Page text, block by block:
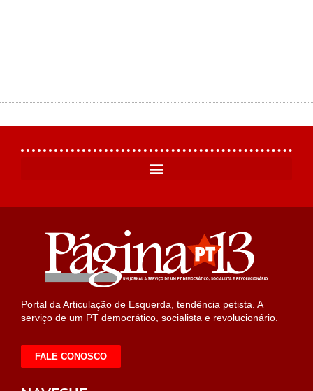
Portal da Articulação de Esquerda, tendência petista. A
serviço de um PT democrático, socialista e revolucionário.
FALE CONOSCO